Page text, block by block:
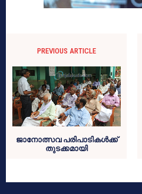
PREVIOUS ARTICLE
ജാനോത്സവ പരിപാടികള്‍ക്ക്
തുടക്കമായി